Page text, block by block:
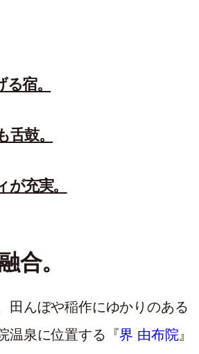
宿。
鼓。
充実。
合。
田んぼや稲作にゆかりのある
温泉に位置する『界 由布院』